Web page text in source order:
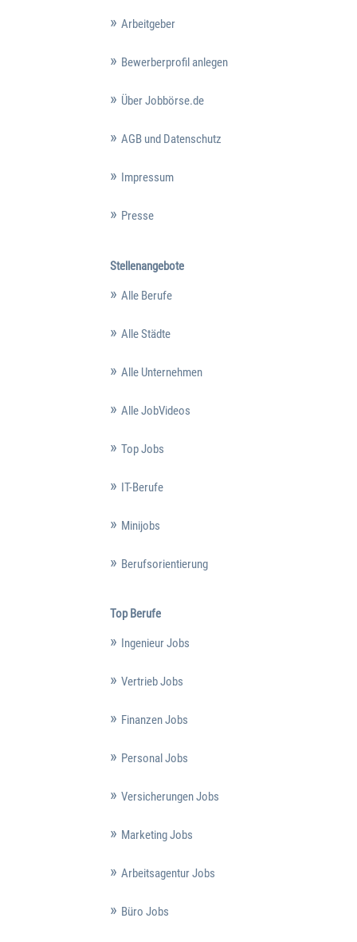
Arbeitgeber
Bewerberprofil anlegen
Über Jobbörse.de
AGB und Datenschutz
Impressum
Presse
Stellenangebote
Alle Berufe
Alle Städte
Alle Unternehmen
Alle JobVideos
Top Jobs
IT-Berufe
Minijobs
Berufsorientierung
Top Berufe
Ingenieur Jobs
Vertrieb Jobs
Finanzen Jobs
Personal Jobs
Versicherungen Jobs
Marketing Jobs
Arbeitsagentur Jobs
Büro Jobs